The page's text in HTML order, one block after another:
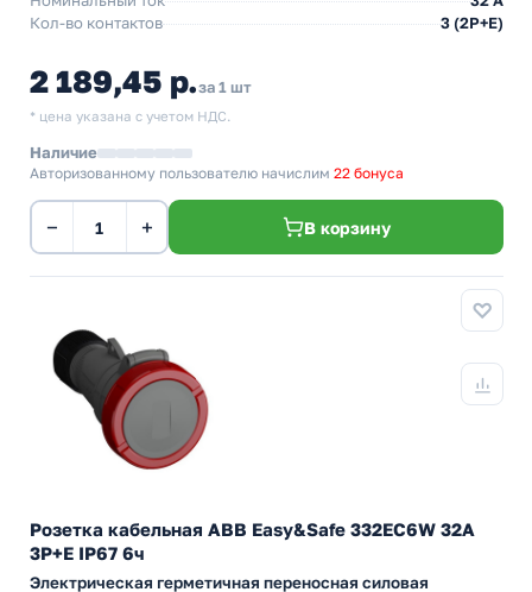
Кол-во контактов
3 (2P+E)
2 189,45 р.за 1 шт
* цена указана с учетом НДС.
Наличие
Авторизованному пользователю начислим 22 бонуса
− + В корзину
Розетка кабельная ABB Easy&Safe 332EC6W 32А
3P+E IP67 6ч
Электрическая герметичная переносная силовая